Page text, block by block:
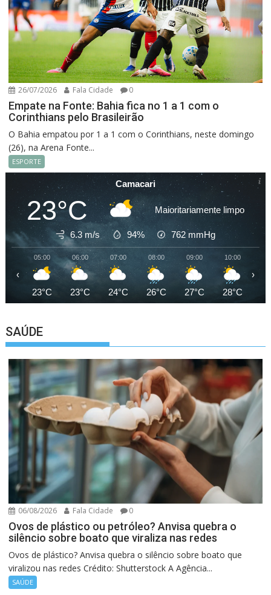
26/07/2026 Fala Cidade 0
Empate na Fonte: Bahia fica no 1 a 1 com o
Corinthians pelo Brasileirão
O Bahia empatou por 1 a 1 com o Corinthians, neste domingo
(26), na Arena Fonte...
ESPORTE
Camacari
23°C Maioritariamente limpo
6.3 m/s 94% 762 mmHg
05:00
23°C
06:00
23°C
07:00
24°C
08:00
26°C
09:00
27°C
10:00
28°C
‹ ›
SAÚDE
06/08/2026 Fala Cidade 0
Ovos de plástico ou petróleo? Anvisa quebra o
silêncio sobre boato que viraliza nas redes
Ovos de plástico? Anvisa quebra o silêncio sobre boato que
viralizou nas redes Crédito: Shutterstock A Agência...
SAÚDE